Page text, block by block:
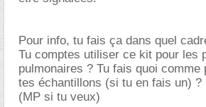
Pour info, tu fais ça dans quel
Tu comptes utiliser ce kit pour les
pulmonaires ? Tu fais quoi comme
tes échantillons (si tu en fais un) ?
(MP si tu veux)